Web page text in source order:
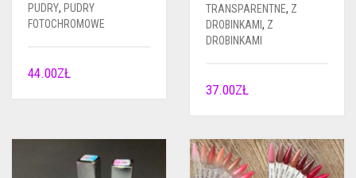
PUDRY, PUDRY
FOTOCHROMOWE
44.00ZŁ
TRANSPARENTNE, Z
DROBINKAMI , Z
DROBINKAMI
37.00ZŁ